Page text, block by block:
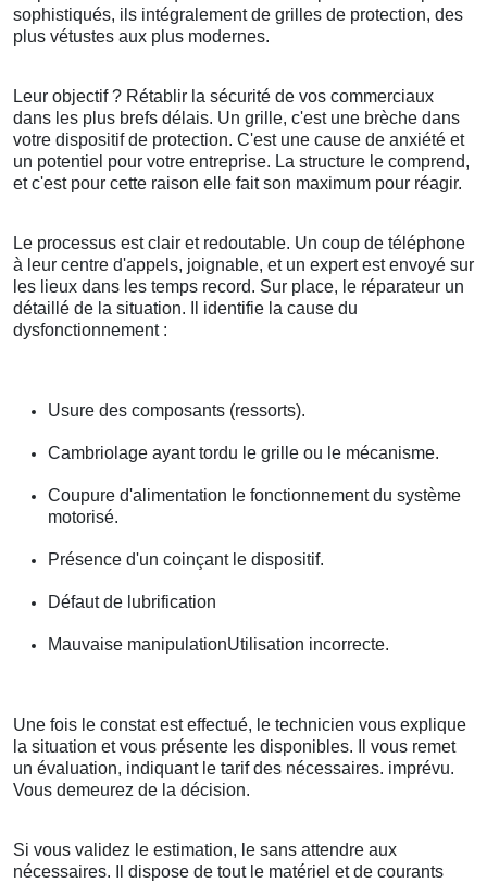
sophistiqués, ils intégralement de grilles de protection, des
plus vétustes aux plus modernes.
Leur objectif ? Rétablir la sécurité de vos commerciaux
dans les plus brefs délais. Un grille, c'est une brèche dans
votre dispositif de protection. C'est une cause de anxiété et
un potentiel pour votre entreprise. La structure le comprend,
et c'est pour cette raison elle fait son maximum pour réagir.
Le processus est clair et redoutable. Un coup de téléphone
à leur centre d'appels, joignable, et un expert est envoyé sur
les lieux dans les temps record. Sur place, le réparateur un
détaillé de la situation. Il identifie la cause du
dysfonctionnement :
Usure des composants (ressorts).
Cambriolage ayant tordu le grille ou le mécanisme.
Coupure d'alimentation le fonctionnement du système
motorisé.
Présence d'un coinçant le dispositif.
Défaut de lubrification
Mauvaise manipulationUtilisation incorrecte.
Une fois le constat est effectué, le technicien vous explique
la situation et vous présente les disponibles. Il vous remet
un évaluation, indiquant le tarif des nécessaires. imprévu.
Vous demeurez de la décision.
Si vous validez le estimation, le sans attendre aux
nécessaires. Il dispose de tout le matériel et de courants